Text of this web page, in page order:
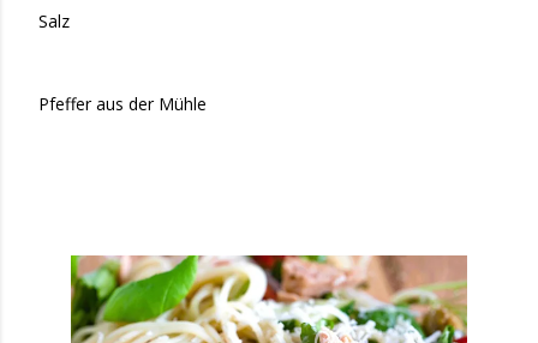
Salz
Pfeffer aus der Mühle